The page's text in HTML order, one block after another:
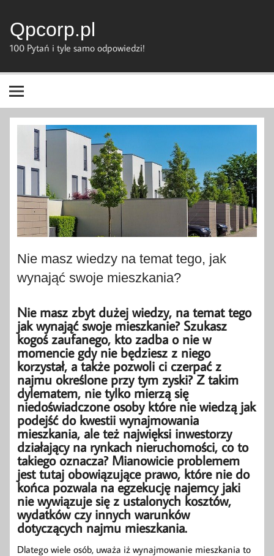
content
Qpcorp.pl
100 Pytań i tyle samo odpowiedzi!
Nie masz wiedzy na temat tego, jak
wynająć swoje mieszkania?
Nie masz zbyt dużej wiedzy, na temat tego
jak wynająć swoje mieszkanie? Szukasz
kogoś zaufanego, kto zadba o nie w
momencie gdy nie będziesz z niego
korzystał, a także pozwoli ci czerpać z
najmu określone przy tym zyski? Z takim
dylematem, nie tylko mierzą się
niedoświadczone osoby które nie wiedzą jak
podejść do kwestii wynajmowania
mieszkania, ale też najwięksi inwestorzy
działający na rynkach nieruchomości, co to
takiego oznacza? Mianowicie problemem
jest tutaj obowiązujące prawo, które nie do
końca pozwala na egzekucję najemcy jaki
nie wywiązuje się z ustalonych kosztów,
wydatków czy innych warunków
dotyczących najmu mieszkania.
Dlatego wiele osób, uważa iż wynajmowanie mieszkania to